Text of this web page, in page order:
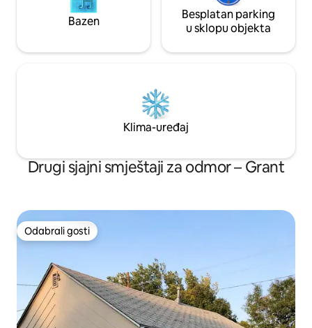
Bazen
Besplatan parking
u sklopu objekta
Klima-uređaj
Drugi sjajni smještaji za odmor – Grant
Odabrali gosti
Odabrali gosti